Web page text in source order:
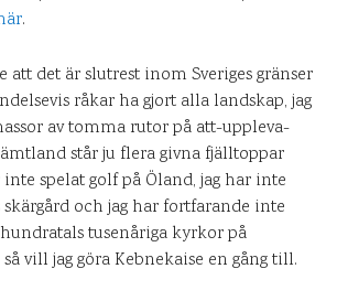
.
att det är slutrest inom Sveriges gränser
råkar ha gjort alla landskap, jag
av tomma rutor på att-uppleva-
står ju flera givna fjälltoppar
inte spelat golf på Öland, jag har inte
och jag har fortfarande inte
tusenåriga kyrkor på
vill jag göra Kebnekaise en gång till.